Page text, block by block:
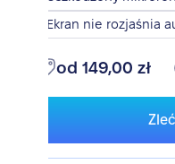
Ekran nie rozjaśnia
od 149,00 zł